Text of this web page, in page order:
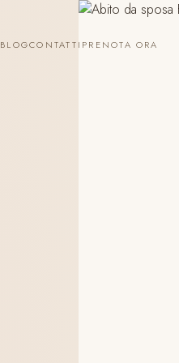
BLOGCONTATTI PRENOTA ORA